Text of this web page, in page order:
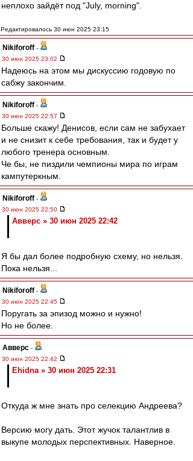
неплохо зайдёт под "July, morning".
Редактировалось 30 июн 2025 23:15
Nikiforoff -
30 июн 2025 23:02
Надеюсь на этом мы дискуссию годовую по
сабжу закончим.
Nikiforoff -
30 июн 2025 22:57
Больше скажу! Денисов, если сам не забухает
и не снизит к себе требования, так и будет у
любого тренера основным.
Че бы, не пиздили чемпионы мира по играм
кампутеркным.
Nikiforoff -
30 июн 2025 22:50
Авверс » 30 июн 2025 22:42
Я бы дал более подробную схему, но нельзя.
Пока нельзя...
Nikiforoff -
30 июн 2025 22:45
Поругать за эпизод можно и нужно!
Но не более.
Авверс -
30 июн 2025 22:42
Ehidna » 30 июн 2025 22:31
Откуда ж мне знать про селекцию Андреева?
Версию могу дать. Этот жучок талантлив в
выкупе молодых перспективных. Наверное.